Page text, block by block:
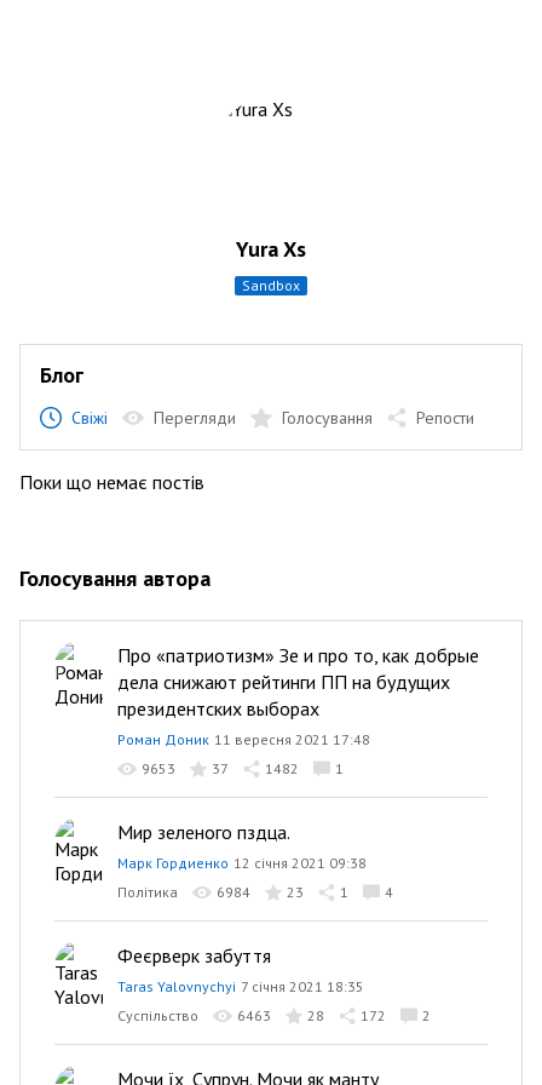
Yura Xs
sandbox
Блог
Свіжі Перегляди Голосування Репости
Поки що немає постів
Голосування автора
Про «патриотизм» Зе и про то, как добрые
дела снижают рейтинги ПП на будущих
президентских выборах
Роман Доник 11 вересня 2021 17:48
9653
37 1482 1
Мир зеленого пздца.
Марк Гордиенко 12 січня 2021 09:38
Політика
6984 23 1 4
Феєрверк забуття
Taras Yalovnychyi 7 січня 2021 18:35
Суспільство
6463 28 172 2
Мочи їх, Супрун. Мочи як манту